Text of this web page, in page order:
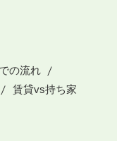
の流れ
賃貸vs持ち家